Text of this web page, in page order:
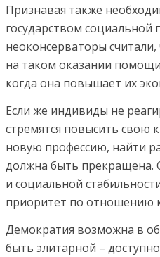
Признавая также
государством социальной
неоконсерваторы
на таком оказании
когда она повышает их
Если же индивиды не
стремятся повысить свою
новую профессию, найти
должна быть прекращена.
и социальной
приоритет по отношению
Демократия возможна в
быть элитарной –